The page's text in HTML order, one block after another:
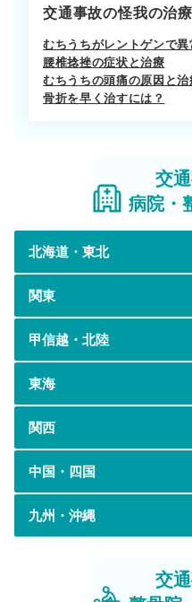
交通事故の怪我の治
むちうちがレントゲンで異
腰椎捻挫の症状と治療
むちうちの頭痛の原因と治
骨折を早く治すには？
交
病院・
北海道・東北
関東
甲信越・北陸
東海
関西
中国・四国
九州・沖縄
交